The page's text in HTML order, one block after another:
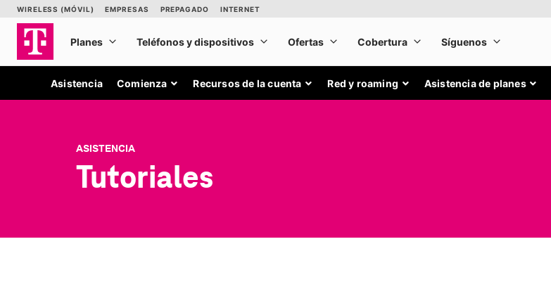
Asistencia Comienza Recursos de la cuenta Red y roaming Asistencia de planes
ASISTENCIA
Tutoriales